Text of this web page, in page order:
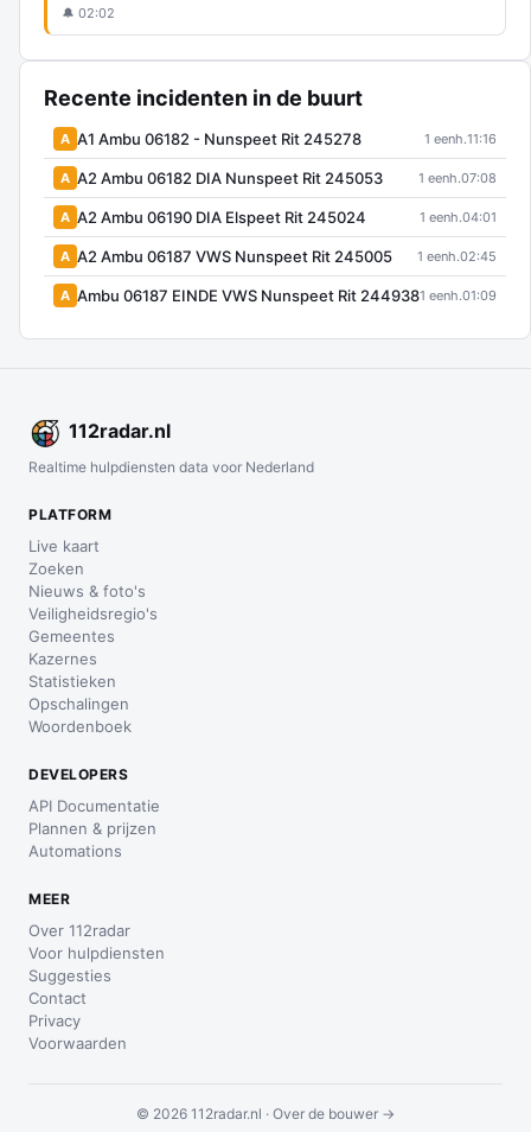
🔔 02:02
Recente incidenten in de buurt
A A1 Ambu 06182 - Nunspeet Rit 245278 1 eenh.11:16
A A2 Ambu 06182 DIA Nunspeet Rit 245053 1 eenh.07:08
A A2 Ambu 06190 DIA Elspeet Rit 245024 1 eenh.04:01
A A2 Ambu 06187 VWS Nunspeet Rit 245005 1 eenh.02:45
A Ambu 06187 EINDE VWS Nunspeet Rit 2449381 eenh.01:09
112radar.nl
Realtime hulpdiensten data voor Nederland
PLATFORM
Live kaart
Zoeken
Nieuws & foto's
Veiligheidsregio's
Gemeentes
Kazernes
Statistieken
Opschalingen
Woordenboek
DEVELOPERS
API Documentatie
Plannen & prijzen
Automations
MEER
Over 112radar
Voor hulpdiensten
Suggesties
Contact
Privacy
Voorwaarden
© 2026 112radar.nl · Over de bouwer →